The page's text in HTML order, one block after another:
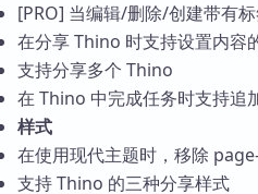
[PRO] 当编辑/删除/创建带有
在分享 Thino 时支持设置内容
支持分享多个 Thino
在 Thino 中完成任务时支持追
样式
在使用现代主题时，移除
支持 Thino 的三种分享样式